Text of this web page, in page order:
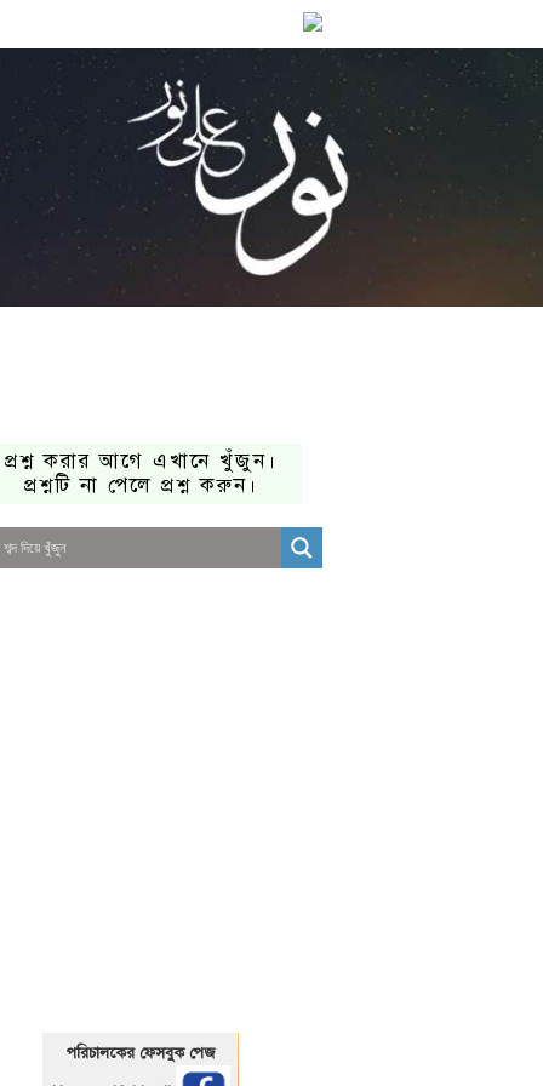
প্রশ্ন করার আগে এখানে খুঁজুন।
প্রশ্নটি না পেলে প্রশ্ন করুন।
পরিচালকের ফেসবুক পেজ